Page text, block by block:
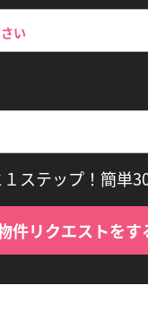
ステップ！簡単
件リクエストをす